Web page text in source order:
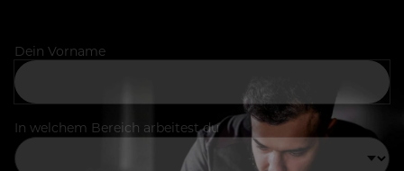
Dein Vorname
In welchem Bereich arbeitest du